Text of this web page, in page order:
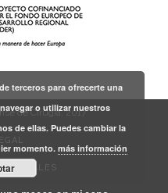
de Cirugía, 2017
terceros para ofrecerte una
o utilizar nuestros
de ellas. Puedes cambiar la
momento. más información